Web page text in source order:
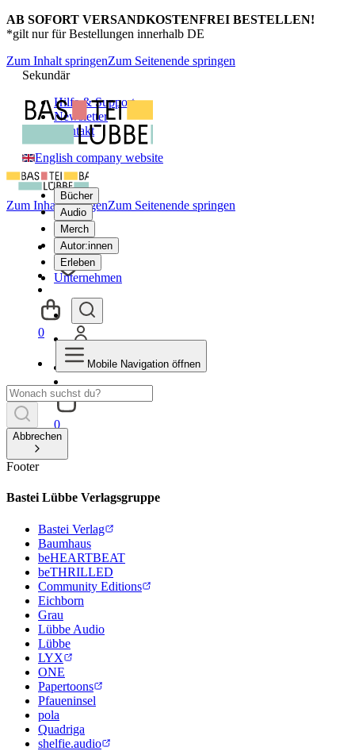
AB SOFORT VERSANDKOSTENFREI BESTELLEN!
*gilt nur für Bestellungen innerhalb DE
Zum Inhalt springenZum Seitenende springen
Sekundär
Hilfe & Support
Newsletter
Kontakt
English company website
Bücher
Audio
Merch
Autor:innen
Erleben
Unternehmen
0
Zum Inhalt springenZum Seitenende springen
0
Mobile Navigation öffnen
Abbrechen
Footer
Bastei Lübbe Verlagsgruppe
Bastei Verlag
Baumhaus
beHEARTBEAT
beTHRILLED
Community Editions
Eichborn
Grau
Lübbe Audio
Lübbe
LYX
ONE
Papertoons
Pfaueninsel
pola
Quadriga
shelfie.audio